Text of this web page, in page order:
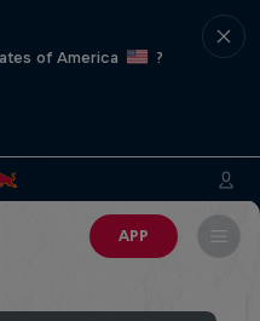
of America
?
APP